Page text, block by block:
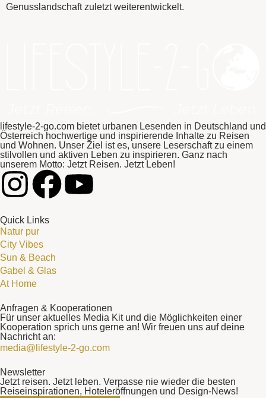
Genusslandschaft zuletzt weiterentwickelt.
lifestyle-2-go.com bietet urbanen Lesenden in Deutschland und
Österreich hochwertige und inspirierende Inhalte zu Reisen
und Wohnen. Unser Ziel ist es, unsere Leserschaft zu einem
stilvollen und aktiven Leben zu inspirieren. Ganz nach
unserem Motto: Jetzt Reisen. Jetzt Leben!
Quick Links
Natur pur
City Vibes
Sun & Beach
Gabel & Glas
At Home
Anfragen & Kooperationen
Für unser aktuelles Media Kit und die Möglichkeiten einer
Kooperation sprich uns gerne an! Wir freuen uns auf deine
Nachricht an:
media@lifestyle-2-go.com
Newsletter
Jetzt reisen. Jetzt leben. Verpasse nie wieder die besten
Reiseinspirationen, Hoteleröffnungen und Design-News!